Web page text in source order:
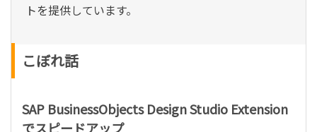
トを提供しています。
こぼれ話
SAP BusinessObjects Design Studio Extension
でスピードアップ